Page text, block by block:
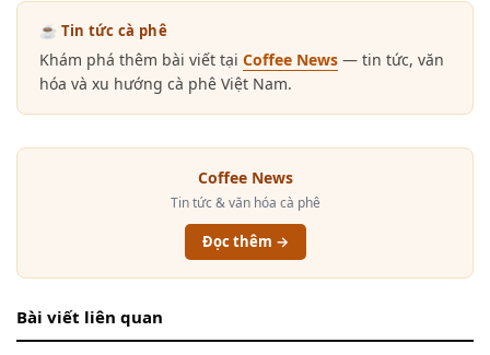
☕ Tin tức cà phê
Khám phá thêm bài viết tại Coffee News — tin tức, văn
hóa và xu hướng cà phê Việt Nam.
Coffee News
Tin tức & văn hóa cà phê
Đọc thêm →
Bài viết liên quan